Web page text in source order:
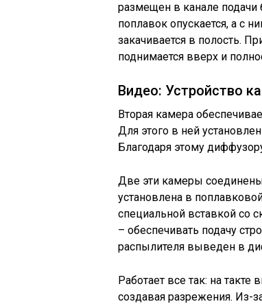
размещен в канале подачи
поплавок опускается, а с
закачивается в полость.
поднимается вверх и
Видео: Устройство
Вторая камера
Для этого в ней
Благодаря этому
Две эти камеры
установлена в
специальной вставкой со
– обеспечивать подачу
распылителя выведен в
Работает все так: на
создавая разрежения. Из-